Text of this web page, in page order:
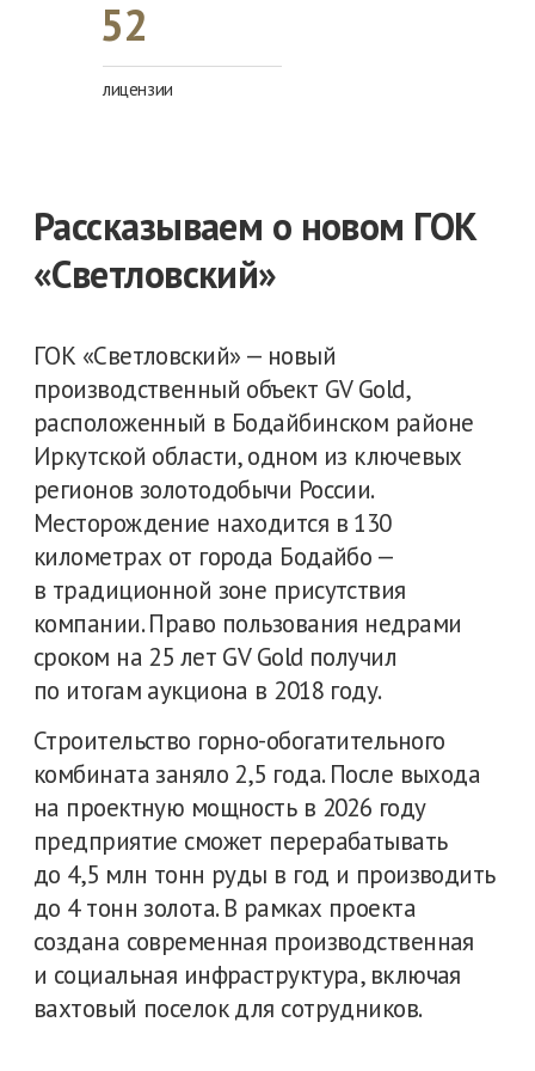
лицензии
52
Комплексное питание
Предоставляем трехразовое питание с
разнообразным меню. Выплачиваем
надбавку к заработной плате для
покрытия расходов на питание.
Корпоративные
мероприятия
В поселке есть спортзал и площадки для
игры в футбол и волейбол, шахматные
доски, бесплатный Wi-Fi и TV.